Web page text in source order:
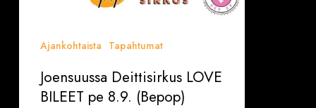
Ajankohtaista Tapahtumat
Joensuussa Deittisirkus LOVE
BILEET pe 8.9. (Bepop)